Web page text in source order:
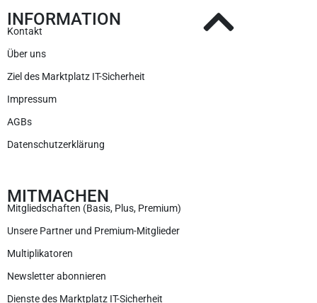
INFORMATION
Kontakt
Über uns
Ziel des Marktplatz IT-Sicherheit
Impressum
AGBs
Datenschutzerklärung
MITMACHEN
Mitgliedschaften (Basis, Plus, Premium)
Unsere Partner und Premium-Mitglieder
Multiplikatoren
Newsletter abonnieren
Dienste des Marktplatz IT-Sicherheit